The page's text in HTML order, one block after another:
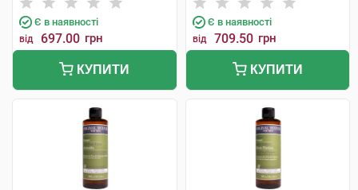
Є в наявності
від 697.00 грн
КУПИТИ
Є в наявності
від 709.50 грн
КУПИТИ